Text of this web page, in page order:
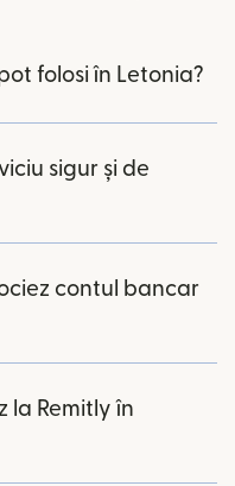
folosi în Letonia?
sigur și de
contul bancar
la Remitly în